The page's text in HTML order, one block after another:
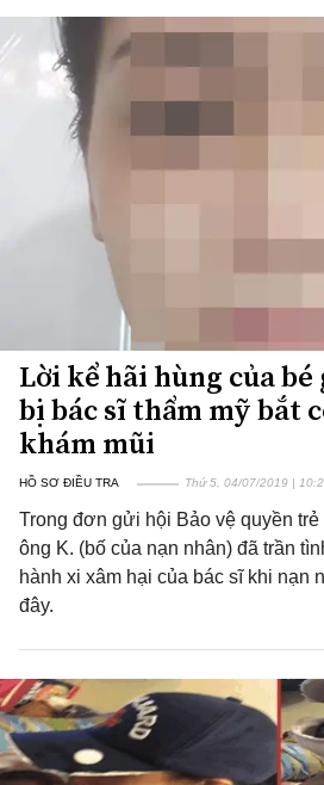
Lời kể hãi hùng của
bị bác sĩ thẩm mỹ bắt
khám mũi
HỒ SƠ ĐIỀU TRA Thứ 5, 04/07/2019 |
Trong đơn gửi hội Bảo vệ quyền trẻ
ông K. (bố của nạn nhân) đã trần
hành xi xâm hại của bác sĩ khi nạn
đây.